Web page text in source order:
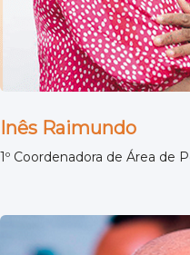
Inês Raimundo
1º Coordenadora de Área de